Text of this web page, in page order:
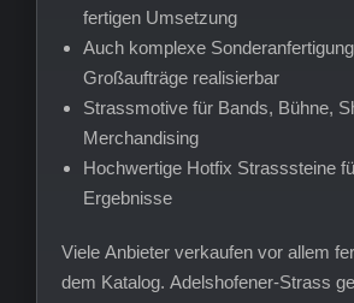
fertigen Umsetzung
Auch komplexe
Großaufträge realisierbar
Strassmotive für Bands, Bühne,
Merchandising
Hochwertige Hotfix Strasssteine
Ergebnisse
Viele Anbieter verkaufen vor allem
dem Katalog. Adelshofener-Strass